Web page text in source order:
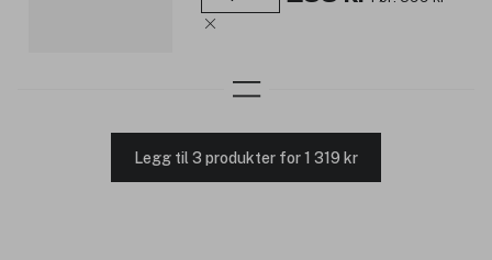
Legg til 3 produkter for 1 319 kr